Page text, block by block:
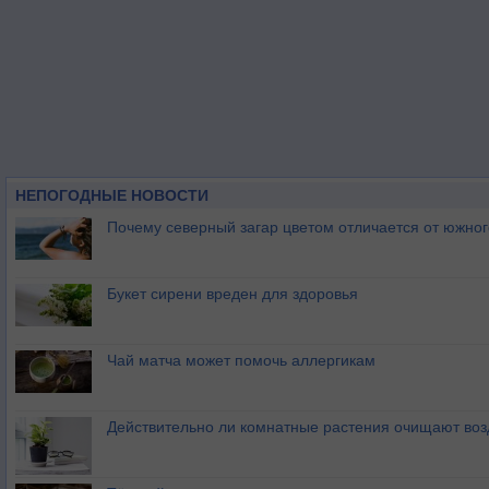
НЕПОГОДНЫЕ НОВОСТИ
Почему северный загар цветом отличается от
Букет сирени вреден для здоровья
Чай матча может помочь аллергикам
Действительно ли комнатные растения очищают